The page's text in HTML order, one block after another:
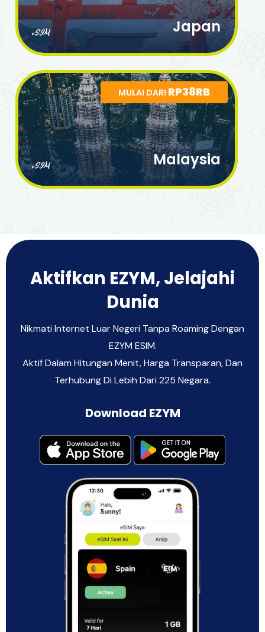
eSIM Japan
MULAI DARI RP38RB
eSIM Malaysia
Aktifkan EZYM, Jelajahi
Dunia
Nikmati Internet Luar Negeri Tanpa Roaming Dengan
EZYM ESIM.
Aktif Dalam Hitungan Menit, Harga Transparan, Dan
Terhubung Di Lebih Dari 225 Negara.
Download EZYM